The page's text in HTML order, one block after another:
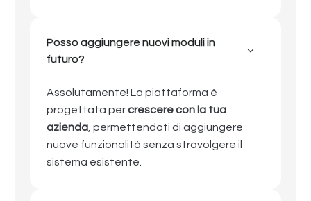
Posso aggiungere nuovi moduli in
futuro?
Assolutamente! La piattaforma è
progettata percrescere con la tua
azienda, permettendoti di aggiungere
nuove funzionalità senza stravolgere il
sistema esistente.